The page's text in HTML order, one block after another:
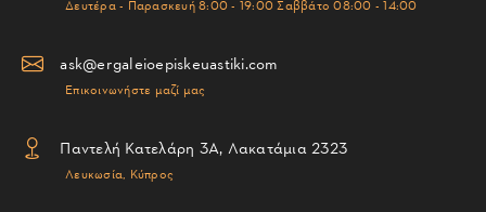
Δευτέρα - Παρασκευή 8:00 - 19:00 Σαββάτο 08:00 - 14:00
ask@ergaleioepiskeuastiki.com
Επικοινωνήστε μαζί μας
Παντελή Κατελάρη 3Α, Λακατάμια 2323
Λευκωσία, Κύπρος